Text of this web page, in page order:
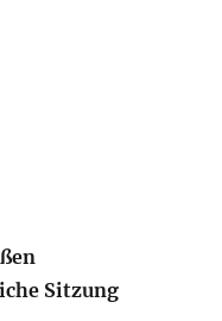
Sitzung